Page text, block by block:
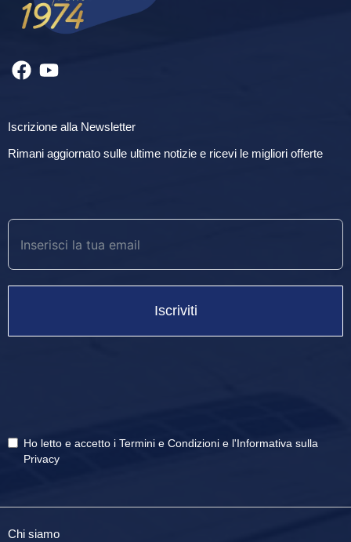
Iscrizione alla Newsletter
Rimani aggiornato sulle ultime notizie e ricevi le migliori offerte
Iscriviti
Ho letto e accetto i Termini e Condizioni e l'Informativa sulla
Privacy
Chi siamo